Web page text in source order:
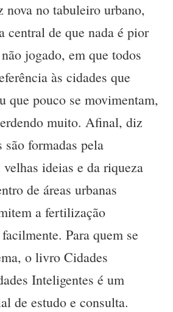
nova no tabuleiro urbano,
central de que nada é pior
jogado, em que todos
às cidades que
que pouco se movimentam,
muito. Afinal, diz
são formadas pela
ideias e da riqueza
de áreas urbanas
a fertilização
Para quem se
o livro Cidades
Inteligentes é um
de estudo e consulta.